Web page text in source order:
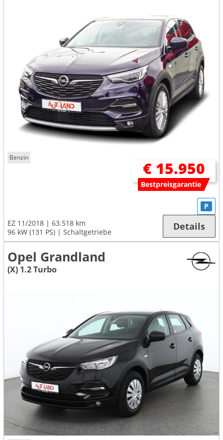
Benzin
€ 15.950
Bestpreisgarantie
EZ 11/2018
63.518 km
96 kW (131 PS)
Schaltgetriebe
P
Details
Opel Grandland
(X) 1.2 Turbo